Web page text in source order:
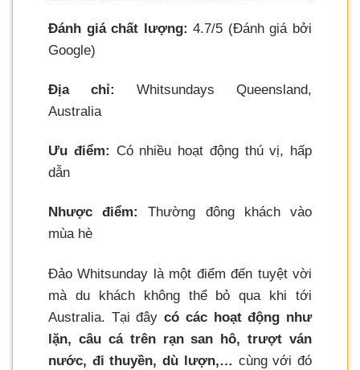
Đánh giá chất lượng: 4.7/5 (Đánh giá bởi
Google)
Địa chỉ:
Whitsundays Queensland,
Australia
Ưu điểm: Có nhiều hoạt động thú vị, hấp
dẫn
Nhược điểm:
Thường đông khách vào
mùa hè
Đảo Whitsunday là một điểm đến tuyệt vời
mà du khách không thể bỏ qua khi tới
Australia. Tại đâycó các hoạt động như
lặn, câu cá trên rạn san hô, trượt ván
nước, đi thuyền, dù lượn,… cùng với đó